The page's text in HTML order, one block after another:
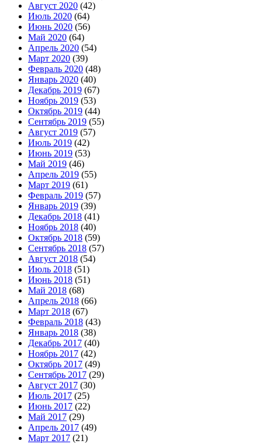
Август 2020 (42)
Июль 2020 (64)
Июнь 2020 (56)
Май 2020 (64)
Апрель 2020 (54)
Март 2020 (39)
Февраль 2020 (48)
Январь 2020 (40)
Декабрь 2019 (67)
Ноябрь 2019 (53)
Октябрь 2019 (44)
Сентябрь 2019 (55)
Август 2019 (57)
Июль 2019 (42)
Июнь 2019 (53)
Май 2019 (46)
Апрель 2019 (55)
Март 2019 (61)
Февраль 2019 (57)
Январь 2019 (39)
Декабрь 2018 (41)
Ноябрь 2018 (40)
Октябрь 2018 (59)
Сентябрь 2018 (57)
Август 2018 (54)
Июль 2018 (51)
Июнь 2018 (51)
Май 2018 (68)
Апрель 2018 (66)
Март 2018 (67)
Февраль 2018 (43)
Январь 2018 (38)
Декабрь 2017 (40)
Ноябрь 2017 (42)
Октябрь 2017 (49)
Сентябрь 2017 (29)
Август 2017 (30)
Июль 2017 (25)
Июнь 2017 (22)
Май 2017 (29)
Апрель 2017 (49)
Март 2017 (21)